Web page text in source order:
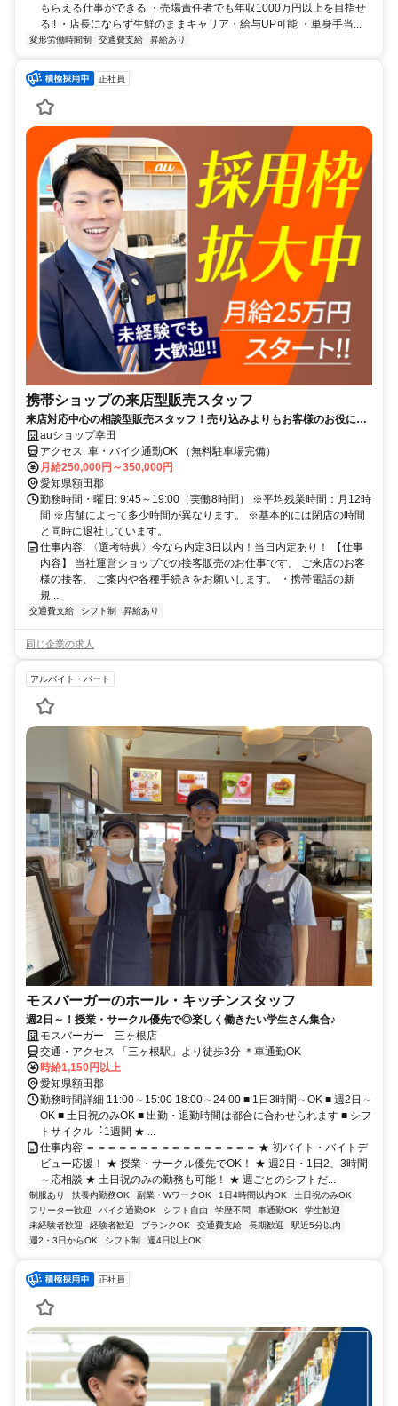
もらえる仕事ができる ・売場責任者でも年収1000万円以上を目指せ
る!! ・店長にならず生鮮のままキャリア・給与UP可能 ・単身手当...
変形労働時間制 交通費支給 昇給あり
正社員
携帯ショップの来店型販売スタッフ
来店対応中心の相談型販売スタッフ！売り込みよりもお客様のお役に立
つことを重視。業務習得フローが明確で着実に成長できる！未経験でも
月給25万円以上で安定収入可能
auショップ幸田
アクセス: 車・バイク通勤OK （無料駐車場完備）
月給250,000円～350,000円
愛知県額田郡
勤務時間・曜日: 9:45～19:00（実働8時間） ※平均残業時間：月12時
間 ※店舗によって多少時間が異なります。 ※基本的には閉店の時間
と同時に退社しています。
仕事内容: 〈選考特典〉今なら内定3日以内！当日内定あり！ 【仕事
内容】 当社運営ショップでの接客販売のお仕事です。 ご来店のお客
様の接客、 ご案内や各種手続きをお願いします。 ・携帯電話の新
規...
交通費支給 シフト制 昇給あり
同じ企業の求人
アルバイト・パート
モスバーガーのホール・キッチンスタッフ
週2日～！授業・サークル優先で◎楽しく働きたい学生さん集合♪
モスバーガー 三ヶ根店
交通・アクセス 「三ヶ根駅」より徒歩3分 ＊車通勤OK
時給1,150円以上
愛知県額田郡
勤務時間詳細 11:00～15:00 18:00～24:00 ■ 1日3時間～OK ■ 週2⽇～
OK ■ 土日祝のみOK ■ 出勤・退勤時間は都合に合わせられます ■ シフ
トサイクル︓1週間 ★ ...
仕事内容 ＝＝＝＝＝＝＝＝＝＝＝＝＝＝＝＝ ★ 初バイト・バイトデ
ビュー応援！ ★ 授業・サークル優先でOK！ ★ 週2日・1日2、3時間
～応相談 ★ 土日祝のみの勤務も可能！ ★ 週ごとのシフトだ...
制服あり 扶養内勤務OK 副業・WワークOK 1日4時間以内OK
土日祝のみOK
フリーター歓迎
バイク通勤OK シフト自由 学歴不問 車通勤OK
学生歓迎
未経験者歓迎
経験者歓迎 ブランクOK 交通費支給 長期歓迎
駅近5分以内
週2・3日からOK
シフト制 週4日以上OK
正社員